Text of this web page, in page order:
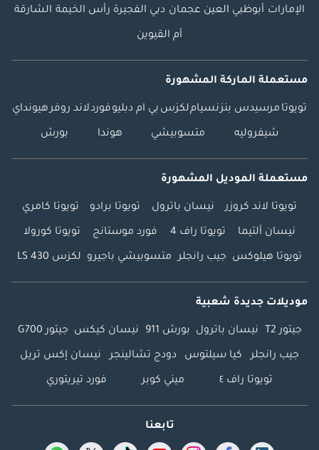
الإمارات أبوظبي العين عجمان دبي الفجيرة رأس الخيمة الشارقة
أم القيوين
مستعملة الماركة المشهورة
تويوتا مرسيدس بنزنسياملكزس بي ام دبليوفوردلاند روفرهيونداي
شيفروليه متسوبيشي هوندا بورش
مستعملة الموديل المشهورة
تويوتا لاند كروزر نيسان باترول تويوتا برادو تويوتا كامري
نيسان ألتيما تويوتا راف 4 فورد موستانج تويوتا كورولا
تويوتا هيلوكس جيب رانجلر متسوبيشي باجيرو لكزس LS 430
موديلات جديدة شعبية
جيتور T2 نيسان باترول بورش 911 نيسان كيكس جيتور G700
جيب رانجلر كيا سيلتوس دودج تشالينجر نيسان إكس تريل
تويوتا راف ٤ ميني كوبر فورد تيريتوري
تابعنا